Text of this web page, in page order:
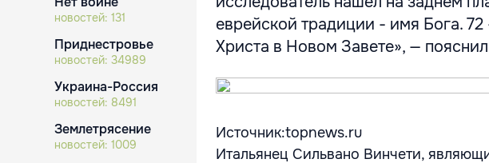
новостей: 131
Приднестровье
новостей: 34989
Украина-Россия
новостей: 8491
Землетрясение
новостей: 1009
еврейской традиции - имя Бога.
Христа в Новом Завете», —
Источник:topnews.ru
Итальянец Сильвано Винчети,